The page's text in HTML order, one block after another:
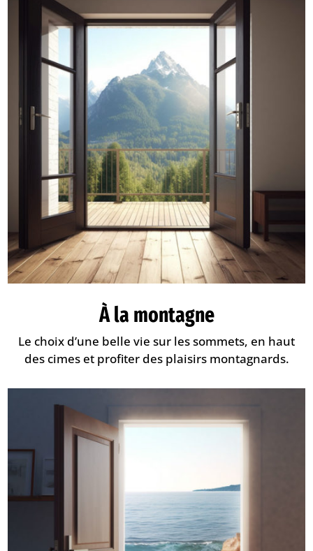
À la montagne
Le choix d’une belle vie sur les sommets, en haut
des cimes et profiter des plaisirs montagnards.